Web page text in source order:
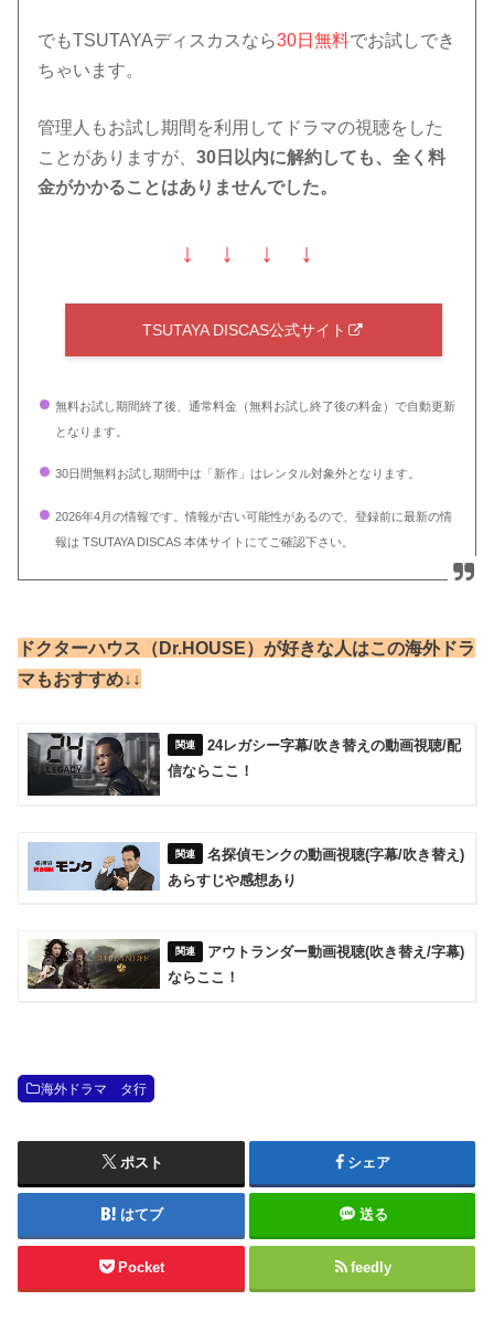
でもTSUTAYAディスカスなら30日無料でお試しでき
ちゃいます。
管理人もお試し期間を利用してドラマの視聴をした
ことがありますが、30日以内に解約しても、全く料
金がかかることはありませんでした。
↓ ↓ ↓ ↓
TSUTAYA DISCAS公式サイト
無料お試し期間終了後、通常料金（無料お試し終了後の料金）で自動更新
となります。
30日間無料お試し期間中は「新作」はレンタル対象外となります。
2026年4月の情報です。情報が古い可能性があるので、登録前に最新の情
報は TSUTAYA DISCAS 本体サイトにてご確認下さい。
ドクターハウス（Dr.HOUSE）が好きな人はこの海外ドラ
マもおすすめ↓↓
24レガシー字幕/吹き替えの動画視聴/配
信ならここ！
名探偵モンクの動画視聴(字幕/吹き替え)
あらすじや感想あり
アウトランダー動画視聴(吹き替え/字幕)
ならここ！
海外ドラマ タ行
ポスト シェア
はてブ 送る
Pocket feedly